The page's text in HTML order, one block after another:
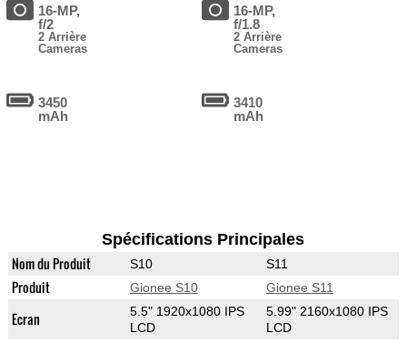
16-MP,
f/2
2 Arrière
Cameras
3450
mAh
16-MP,
f/1.8
2 Arrière
Cameras
3410
mAh
Spécifications Principales
Nom du Produit S10 S11
Produit Gionee S10 Gionee S11
Ecran
5.5" 1920x1080 IPS
LCD
5.99" 2160x1080 IPS
LCD